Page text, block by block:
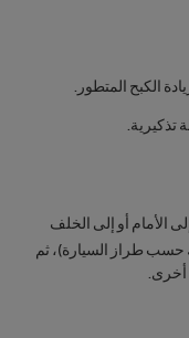
الأمام أو إلى الخلف
حسب طراز السيارة)، ثم